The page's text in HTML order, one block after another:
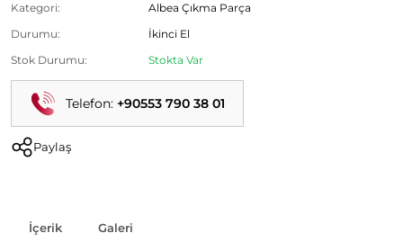
Kategori:
Albea Çıkma Parça
Durumu:
İkinci El
Stok Durumu:
Stokta Var
Telefon: +90553 790 38 01
Paylaş
İçerik Galeri